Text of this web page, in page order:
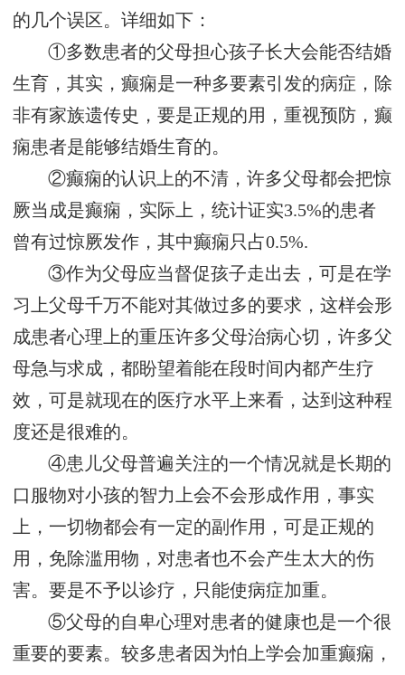
的几个误区。详细如下：
①多数患者的父母担心孩子长大会能否结婚
生育，其实，癫痫是一种多要素引发的病症，除
非有家族遗传史，要是正规的用，重视预防，癫
痫患者是能够结婚生育的。
②癫痫的认识上的不清，许多父母都会把惊
厥当成是癫痫，实际上，统计证实3.5%的患者
曾有过惊厥发作，其中癫痫只占0.5%.
③作为父母应当督促孩子走出去，可是在学
习上父母千万不能对其做过多的要求，这样会形
成患者心理上的重压许多父母治病心切，许多父
母急与求成，都盼望着能在段时间内都产生疗
效，可是就现在的医疗水平上来看，达到这种程
度还是很难的。
④患儿父母普遍关注的一个情况就是长期的
口服物对小孩的智力上会不会形成作用，事实
上，一切物都会有一定的副作用，可是正规的
用，免除滥用物，对患者也不会产生太大的伤
害。要是不予以诊疗，只能使病症加重。
⑤父母的自卑心理对患者的健康也是一个很
重要的要素。较多患者因为怕上学会加重癫痫，